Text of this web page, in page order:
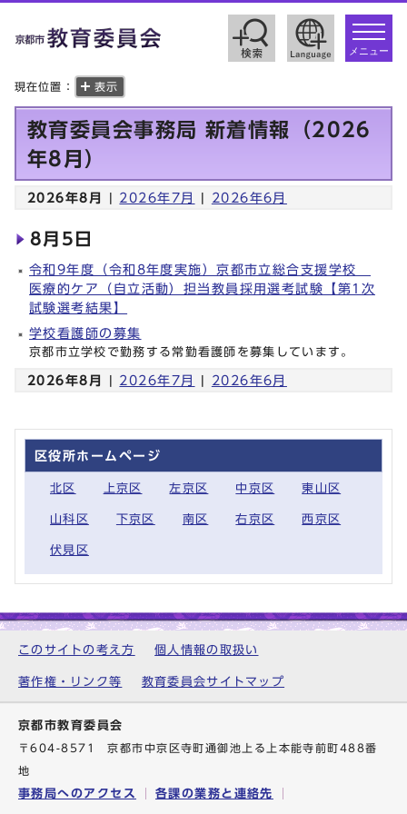
toggle
メニュー
現在位置： 表示
教育委員会事務局 新着情報（2026
年8月）
2026年8月 2026年7月 2026年6月
8月5日
令和9年度（令和8年度実施）京都市立総合支援学校
医療的ケア（自立活動）担当教員採用選考試験【第1次
試験選考結果】
学校看護師の募集
京都市立学校で勤務する常勤看護師を募集しています。
2026年8月 2026年7月 2026年6月
区役所ホームページ
北区 上京区 左京区 中京区 東山区
山科区 下京区 南区 右京区 西京区
伏見区
このサイトの考え方 個人情報の取扱い
著作権・リンク等 教育委員会サイトマップ
京都市教育委員会
〒604-8571 京都市中京区寺町通御池上る上本能寺前町488番
地
事務局へのアクセス 各課の業務と連絡先